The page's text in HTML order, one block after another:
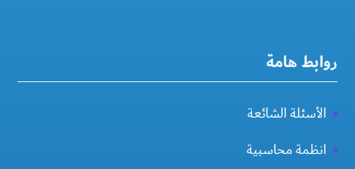
روابط هامة
الأسئلة الشائعة
انظمة محاسبية